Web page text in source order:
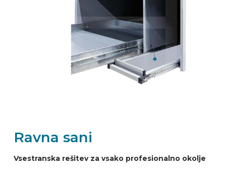
PREPOZNAVALNIK AVTOMOBILOV
Ravna sani
Vsestranska rešitev za vsako profesionalno okolje